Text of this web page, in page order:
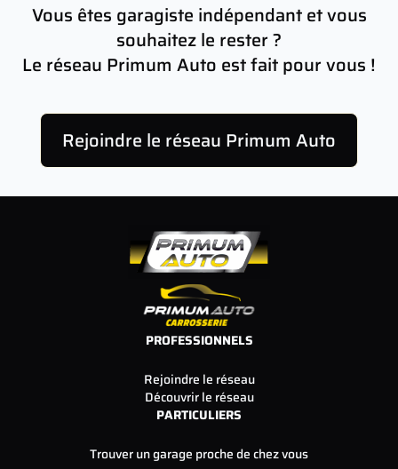
Vous êtes garagiste indépendant et vous
souhaitez le rester ?
Le réseau Primum Auto est fait pour vous !
Rejoindre le réseau Primum Auto
PROFESSIONNELS
Rejoindre le réseau
Découvrir le réseau
PARTICULIERS
Trouver un garage proche de chez vous